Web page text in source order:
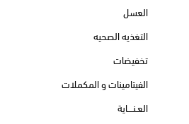
العسل
التغذيه الصحيه
تخفيضات
الفيتامينات و المكملات
العـنــــاية